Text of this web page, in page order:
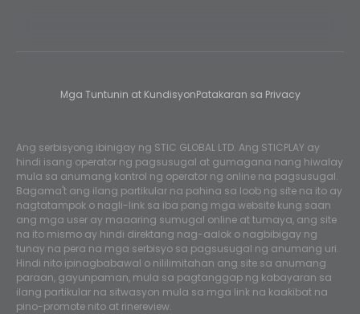
Mga Tuntunin at KundisyonPatakaran sa Privacy
Ang serbisyong ibinigay ng STIC GLOBAL LTD. Ang STICPLAY ay
hindi isang operator ng pagsusugal at gumagana nang hiwalay
mula sa anumang kontrol ng operator ng online na pagsusugal.
Bagama't ang ilang partikular na pahina sa loob ng site na ito ay
nagtatampok o nagli-link sa iba pang mga website kung saan
ang mga user ay maaaring sumugal online at tumaya, ang site
na ito mismo ay hindi direktang nag-aalok o nagbibigay ng
tunay na pera na mga serbisyo sa pagsusugal ng anumang uri.
Hindi nito ipinagbabawal o nililimitahan ang site sa anumang
paraan, gayunpaman, mula sa pagtanggap ng kabayaran sa
ilang partikular na sitwasyon mula sa mga link na kaakibat na
pino-promote nito at rinereview.